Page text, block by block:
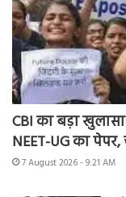
CBI का बड़ा
NEET-UG का
7 August 2026 - 9:21 AM